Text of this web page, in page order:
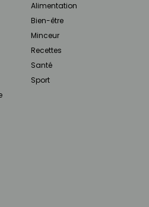
Alimentation
Bien-être
Minceur
Recettes
Santé
Sport